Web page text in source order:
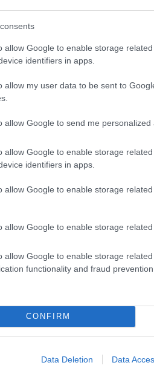
allow Google to enable storage
identifiers in apps.
allow my user data to be sent to
allow Google to send me personalized
allow Google to enable storage
identifiers in apps.
allow Google to enable storage
allow Google to enable storage related
allow Google to enable storage
functionality and fraud
CONFIRM
Data Deletion Data
η υγεία των
2011
η λύση για το
Πέμπτη, 25
φυσικό όπλο μας
πόνου
Κίνδυνοι